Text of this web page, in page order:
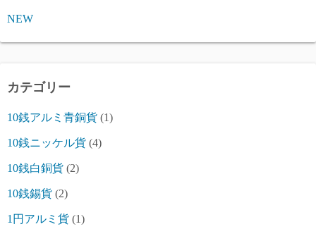
NEW
カテゴリー
10銭アルミ青銅貨 (1)
10銭ニッケル貨 (4)
10銭白銅貨 (2)
10銭錫貨 (2)
1円アルミ貨 (1)